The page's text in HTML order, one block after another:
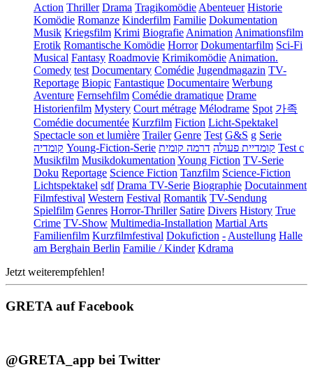
Action Thriller Drama Tragikomödie Abenteuer Historie
Komödie Romanze Kinderfilm Familie Dokumentation
Musik Kriegsfilm Krimi Biografie Animation Animationsfilm
Erotik Romantische Komödie Horror Dokumentarfilm Sci-Fi
Musical Fantasy Roadmovie Krimikomödie Animation.
Comedy test Documentary Comédie Jugendmagazin TV-
Reportage Biopic Fantastique Documentaire Werbung
Aventure Fernsehfilm Comédie dramatique Drame
Historienfilm Mystery Court métrage Mélodrame Spot 가족
Comédie documentée Kurzfilm Fiction Licht-Spektakel
Spectacle son et lumière Trailer Genre Test G&S g Serie
קומדיה Young-Fiction-Serie קומדיית פעולה דרמה קומית
Test c
Musikfilm Musikdokumentation Young Fiction TV-Serie
Doku Reportage Science Fiction Tanzfilm Science-Fiction
Lichtspektakel sdf Drama TV-Serie Biographie Docutainment
Filmfestival Western Festival Romantik TV-Sendung
Spielfilm Genres Horror-Thriller Satire Divers History True
Crime TV-Show Multimedia-Installation Martial Arts
Familienfilm Kurzfilmfestival Dokufiction - Austellung Halle
am Berghain Berlin Familie / Kinder Kdrama
Jetzt weiterempfehlen!
GRETA auf Facebook
@GRETA_app bei Twitter